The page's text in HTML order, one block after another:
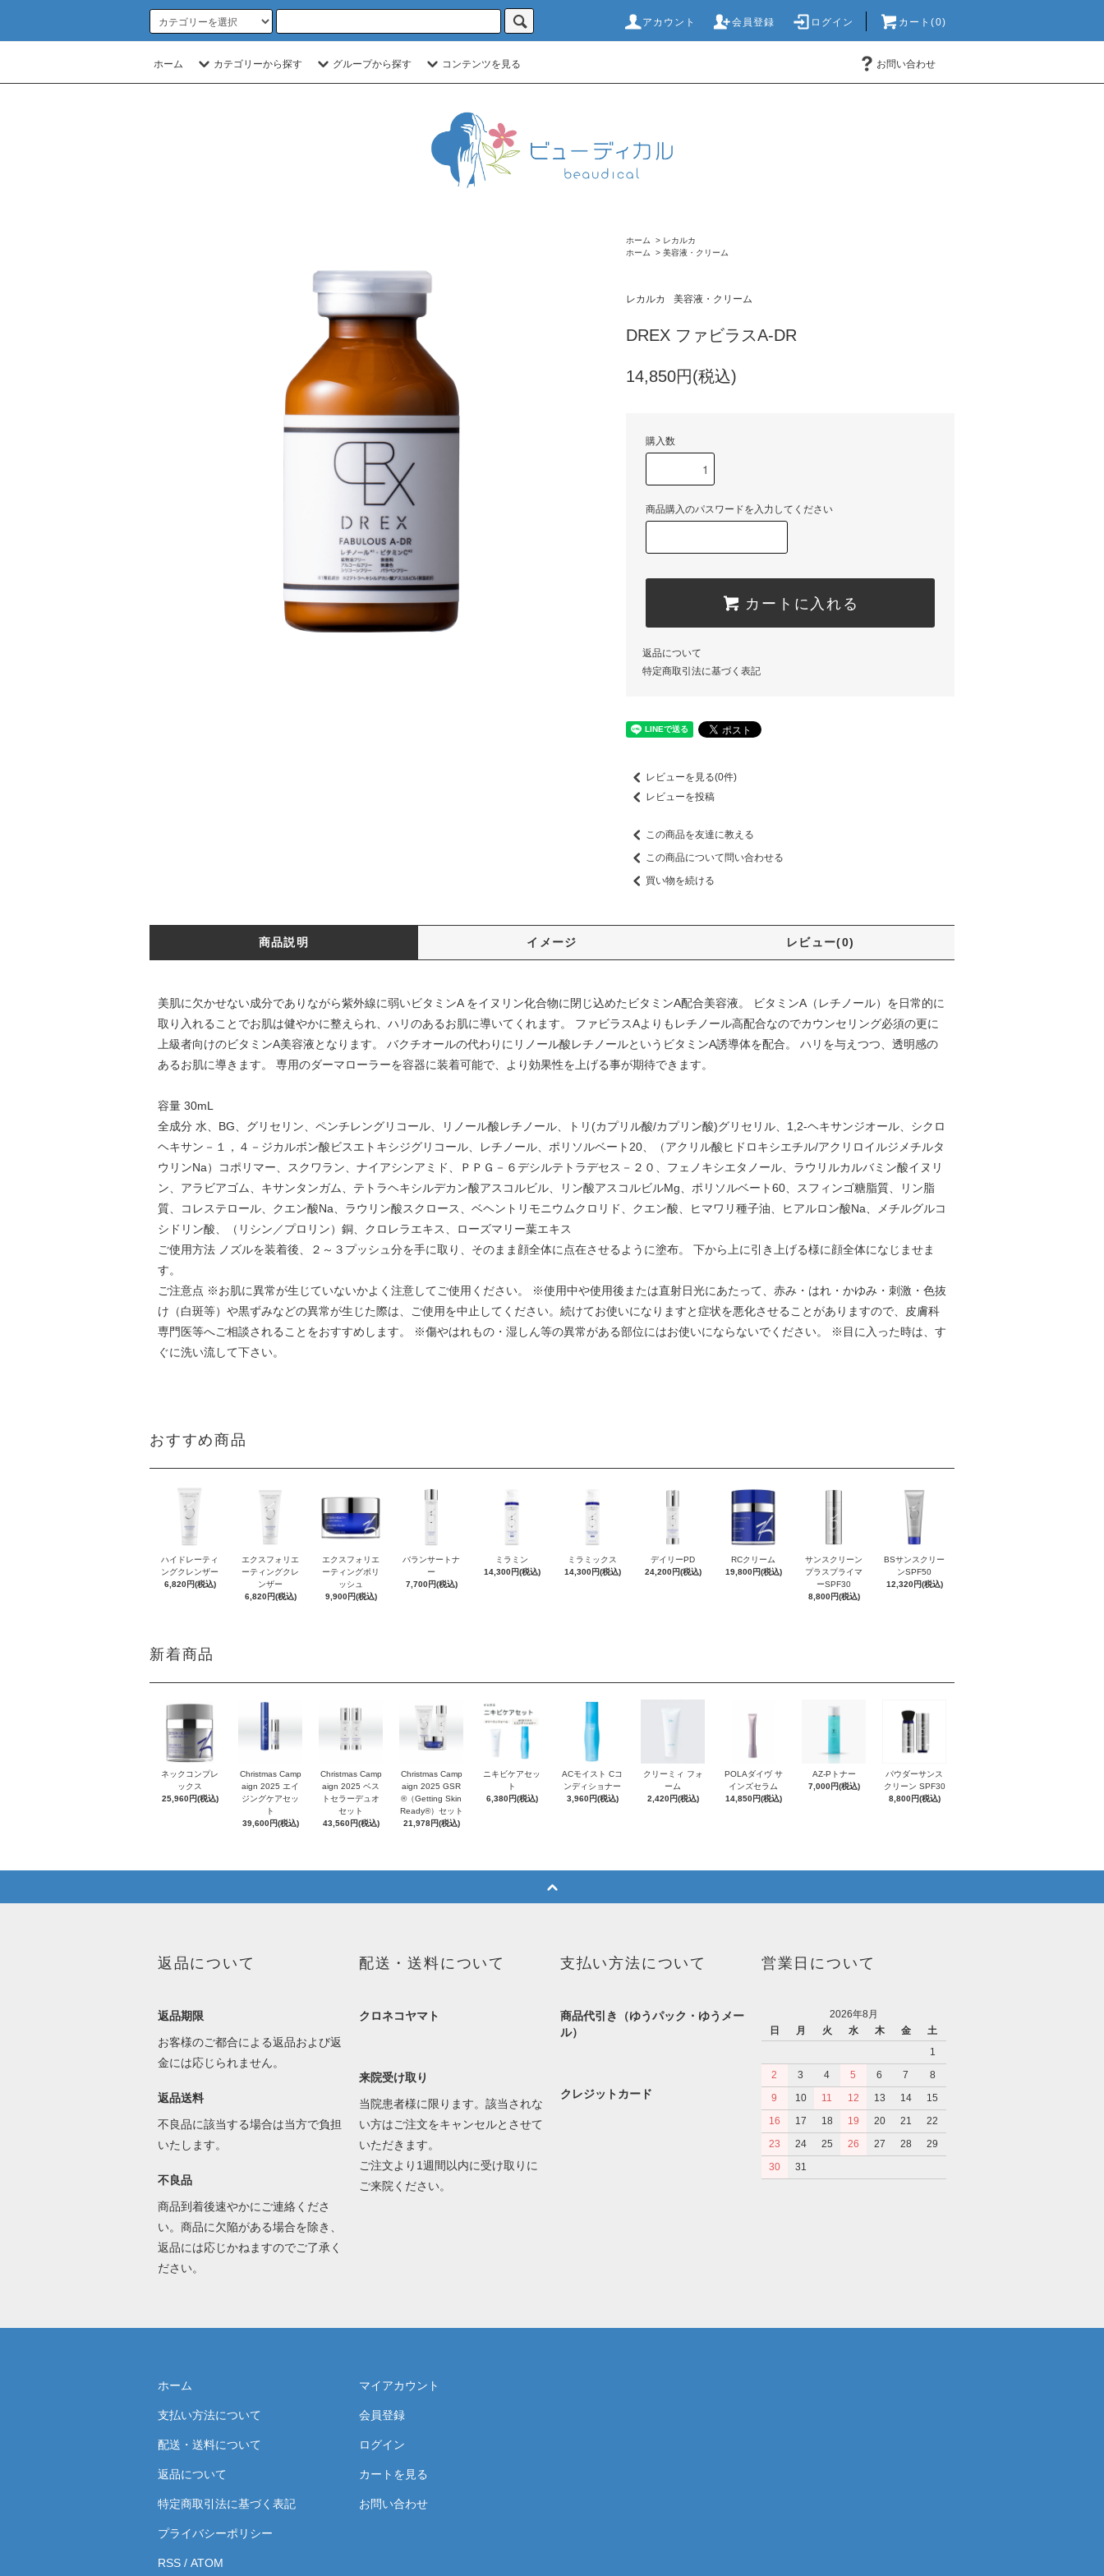
アカウント 会員登録 ログイン カート(0)
ホーム カテゴリーから探す グループから探す コンテンツを見る お問い合わせ
ホーム > レカルカ
ホーム
> 美容液・クリーム
レカルカ 美容液・クリーム
DREX ファビラスA-DR
14,850円(税込)
購入数
商品購入のパスワードを入力してください
カートに入れる
返品について
特定商取引法に基づく表記
レビューを見る(0件)
レビューを投稿
この商品を友達に教える
この商品について問い合わせる
買い物を続ける
商品説明 イメージ レビュー(0)
美肌に欠かせない成分でありながら紫外線に弱いビタミンA をイヌリン化合物に閉じ込めたビタミンA配合美容液。 ビタミンA（レチノール）を日常的に
取り入れることでお肌は健やかに整えられ、ハリのあるお肌に導いてくれます。 ファビラスAよりもレチノール高配合なのでカウンセリング必須の更に
上級者向けのビタミンA美容液となります。 バクチオールの代わりにリノール酸レチノールというビタミンA誘導体を配合。 ハリを与えつつ、透明感の
あるお肌に導きます。 専用のダーマローラーを容器に装着可能で、より効果性を上げる事が期待できます。
容量 30mL
全成分 水、BG、グリセリン、ペンチレングリコール、リノール酸レチノール、トリ(カプリル酸/カプリン酸)グリセリル、1,2-ヘキサンジオール、シクロ
ヘキサン－１，４－ジカルボン酸ビスエトキシジグリコール、レチノール、ポリソルベート20、（アクリル酸ヒドロキシエチル/アクリロイルジメチルタ
ウリンNa）コポリマー、スクワラン、ナイアシンアミド、ＰＰＧ－６デシルテトラデセス－２０、フェノキシエタノール、ラウリルカルバミン酸イヌリ
ン、アラビアゴム、キサンタンガム、テトラヘキシルデカン酸アスコルビル、リン酸アスコルビルMg、ポリソルベート60、スフィンゴ糖脂質、リン脂
質、コレステロール、クエン酸Na、ラウリン酸スクロース、ベヘントリモニウムクロリド、クエン酸、ヒマワリ種子油、ヒアルロン酸Na、メチルグルコ
シドリン酸、（リシン／プロリン）銅、クロレラエキス、ローズマリー葉エキス
ご使用方法 ノズルを装着後、２～３プッシュ分を手に取り、そのまま顔全体に点在させるように塗布。 下から上に引き上げる様に顔全体になじませま
す。
ご注意点 ※お肌に異常が生じていないかよく注意してご使用ください。 ※使用中や使用後または直射日光にあたって、赤み・はれ・かゆみ・刺激・色抜
け（白斑等）や黒ずみなどの異常が生じた際は、ご使用を中止してください。続けてお使いになりますと症状を悪化させることがありますので、皮膚科
専門医等へご相談されることをおすすめします。 ※傷やはれもの・湿しん等の異常がある部位にはお使いにならないでください。 ※目に入った時は、す
ぐに洗い流して下さい。
おすすめ商品
ハイドレーティ
ングクレンザー
6,820円(税込)
エクスフォリエ
ーティングクレ
ンザー
6,820円(税込)
エクスフォリエ
ーティングポリ
ッシュ
9,900円(税込)
バランサートナ
ー
7,700円(税込)
ミラミン
14,300円(税込)
ミラミックス
14,300円(税込)
デイリーPD
24,200円(税込)
RCクリーム
19,800円(税込)
サンスクリーン
プラスプライマ
ーSPF30
8,800円(税込)
BSサンスクリー
ンSPF50
12,320円(税込)
新着商品
ネックコンプレ
ックス
25,960円(税込)
Christmas Camp
aign 2025 エイ
ジングケアセッ
ト
39,600円(税込)
Christmas Camp
aign 2025 ベス
トセラーデュオ
セット
43,560円(税込)
Christmas Camp
aign 2025 GSR
®（Getting Skin
Ready®）セット
21,978円(税込)
ニキビケアセッ
ト
6,380円(税込)
ACモイスト Cコ
ンディショナー
3,960円(税込)
クリーミィ フォ
ーム
2,420円(税込)
POLAダイヴ サ
インズセラム
14,850円(税込)
AZ-Pトナー
7,000円(税込)
パウダーサンス
クリーン SPF30
8,800円(税込)
返品について
返品期限
お客様のご都合による返品および返
金には応じられません。
返品送料
不良品に該当する場合は当方で負担
いたします。
不良品
商品到着後速やかにご連絡くださ
い。商品に欠陥がある場合を除き、
返品には応じかねますのでご了承く
ださい。
配送・送料について
クロネコヤマト
来院受け取り
当院患者様に限ります。該当されな
い方はご注文をキャンセルとさせて
いただきます。
ご注文より1週間以内に受け取りに
ご来院ください。
支払い方法について
商品代引き（ゆうパック・ゆうメー
ル）
クレジットカード
営業日について
2026年8月
日
月 火 水 木 金
土
1
2
3 4 5 6 7
8
9
10 11 12 13 14
15
16
17 18 19 20 21
22
23
24 25 26 27 28
29
30
31
ホーム
支払い方法について
配送・送料について
返品について
特定商取引法に基づく表記
プライバシーポリシー
RSS/ ATOM
マイアカウント
会員登録
ログイン
カートを見る
お問い合わせ